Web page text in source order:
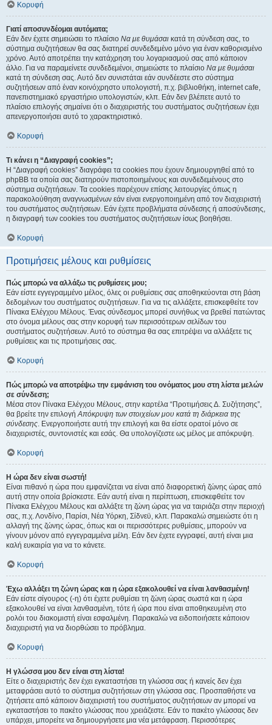
Κορυφή
Γιατί αποσυνδέομαι αυτόματα;
Εάν δεν έχετε σημειώσει το πλαίσιο Να με θυμάσαι κατά τη σύνδεση σας, το
σύστημα συζητήσεων θα σας διατηρεί συνδεδεμένο μόνο για έναν καθορισμένο
χρόνο. Αυτό αποτρέπει την κατάχρηση του λογαριασμού σας από κάποιον
άλλο. Για να παραμείνετε συνδεδεμένοι, σημειώστε το πλαίσιο Να με θυμάσαι
κατά τη σύνδεση σας. Αυτό δεν συνιστάται εάν συνδέεστε στο σύστημα
συζητήσεων από έναν κοινόχρηστο υπολογιστή, π.χ. βιβλιοθήκη, internet cafe,
πανεπιστημιακό εργαστήριο υπολογιστών, κλπ. Εάν δεν βλέπετε αυτό το
πλαίσιο επιλογής σημαίνει ότι ο διαχειριστής του συστήματος συζητήσεων έχει
απενεργοποιήσει αυτό το χαρακτηριστικό.
Κορυφή
Τι κάνει η “Διαγραφή cookies”;
Η “Διαγραφή cookies” διαγράφει τα cookies που έχουν δημιουργηθεί από το
phpBB τα οποία σας διατηρούν πιστοποιημένους και συνδεδεμένους στο
σύστημα συζητήσεων. Τα cookies παρέχουν επίσης λειτουργίες όπως η
παρακολούθηση αναγνωσμένων εάν είναι ενεργοποιημένη από τον διαχειριστή
του συστήματος συζητήσεων. Εάν έχετε προβλήματα σύνδεσης ή αποσύνδεσης,
η διαγραφή των cookies του συστήματος συζητήσεων ίσως βοηθήσει.
Κορυφή
Προτιμήσεις μέλους και ρυθμίσεις
Πώς μπορώ να αλλάξω τις ρυθμίσεις μου;
Εάν είστε εγγεγραμμένο μέλος, όλες οι ρυθμίσεις σας αποθηκεύονται στη βάση
δεδομένων του συστήματος συζητήσεων. Για να τις αλλάξετε, επισκεφθείτε τον
Πίνακα Ελέγχου Μέλους. Ένας σύνδεσμος μπορεί συνήθως να βρεθεί πατώντας
στο όνομα μέλους σας στην κορυφή των περισσότερων σελίδων του
συστήματος συζητήσεων. Αυτό το σύστημα θα σας επιτρέψει να αλλάξετε τις
ρυθμίσεις και τις προτιμήσεις σας.
Κορυφή
Πώς μπορώ να αποτρέψω την εμφάνιση του ονόματος μου στη λίστα μελών
σε σύνδεση;
Μέσα στον Πίνακα Ελέγχου Μέλους, στην καρτέλα “Προτιμήσεις Δ. Συζήτησης”,
θα βρείτε την επιλογήΑπόκρυψη των στοιχείων μου κατά τη διάρκεια της
σύνδεσης. Ενεργοποιήστε αυτή την επιλογή και θα είστε ορατοί μόνο σε
διαχειριστές, συντονιστές και εσάς. Θα υπολογίζεστε ως μέλος με απόκρυψη.
Κορυφή
Η ώρα δεν είναι σωστή!
Είναι πιθανό η ώρα που εμφανίζεται να είναι από διαφορετική ζώνης ώρας από
αυτή στην οποία βρίσκεστε. Εάν αυτή είναι η περίπτωση, επισκεφθείτε τον
Πίνακα Ελέγχου Μέλους και αλλάξτε τη ζώνη ώρας για να ταιριάζει στην περιοχή
σας, π.χ. Λονδίνο, Παρίσι, Νέα Υόρκη, Σίδνεϋ, κλπ. Παρακαλώ σημειώστε ότι η
αλλαγή της ζώνης ώρας, όπως και οι περισσότερες ρυθμίσεις, μπορούν να
γίνουν μόνον από εγγεγραμμένα μέλη. Εάν δεν έχετε εγγραφεί, αυτή είναι μια
καλή ευκαιρία για να το κάνετε.
Κορυφή
Έχω αλλάξει τη ζώνη ώρας και η ώρα εξακολουθεί να είναι λανθασμένη!
Εάν είστε σίγουρος (-η) ότι έχετε ρυθμίσει τη ζώνη ώρας σωστά και η ώρα
εξακολουθεί να είναι λανθασμένη, τότε ή ώρα που είναι αποθηκευμένη στο
ρολόι του διακομιστή είναι εσφαλμένη. Παρακαλώ να ειδοποιήσετε κάποιον
διαχειριστή για να διορθώσει το πρόβλημα.
Κορυφή
Η γλώσσα μου δεν είναι στη λίστα!
Είτε ο διαχειριστής δεν έχει εγκαταστήσει τη γλώσσα σας ή κανείς δεν έχει
μεταφράσει αυτό το σύστημα συζητήσεων στη γλώσσα σας. Προσπαθήστε να
ζητήσετε από κάποιον διαχειριστή του συστήματος συζητήσεων αν μπορεί να
εγκαταστήσει το πακέτο γλώσσας που χρειάζεστε. Εάν το πακέτο γλώσσας δεν
υπάρχει, μπορείτε να δημιουργήσετε μια νέα μετάφραση. Περισσότερες